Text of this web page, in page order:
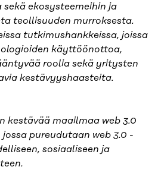
ekosysteemeihin ja
teollisuuden murroksesta.
tutkimushankkeissa, joissa
käyttöönottoa,
roolia sekä yritysten
kestävyyshaasteita.
kestävää maailmaa web 3.0
pureudutaan web 3.0 -
sosiaaliseen ja